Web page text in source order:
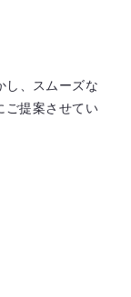
し、スムーズな
ご提案させてい